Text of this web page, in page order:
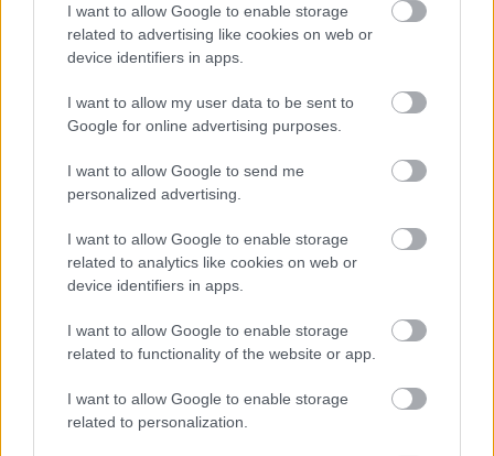
I want to allow Google to enable storage
related to advertising like cookies on web or
device identifiers in apps.
I want to allow my user data to be sent to
Google for online advertising purposes.
I want to allow Google to send me
personalized advertising.
I want to allow Google to enable storage
related to analytics like cookies on web or
device identifiers in apps.
I want to allow Google to enable storage
related to functionality of the website or app.
I want to allow Google to enable storage
related to personalization.
WILLIAMS ÉRTÉKELTE MÁSODIK
1 2 3 »
Meccs Center